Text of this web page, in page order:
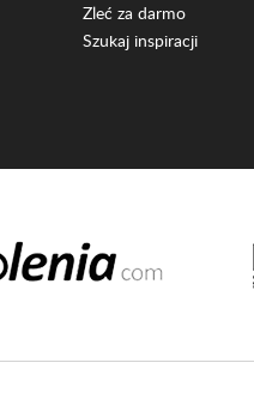
Zleć za darmo
Szukaj inspiracji